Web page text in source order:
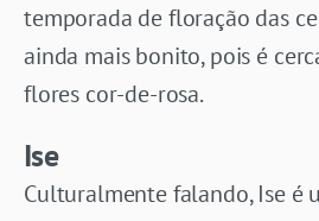
temporada de floração das
ainda mais bonito, pois é
flores cor-de-rosa.
Ise
Culturalmente falando, Ise é